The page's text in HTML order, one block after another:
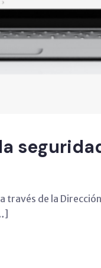
de la